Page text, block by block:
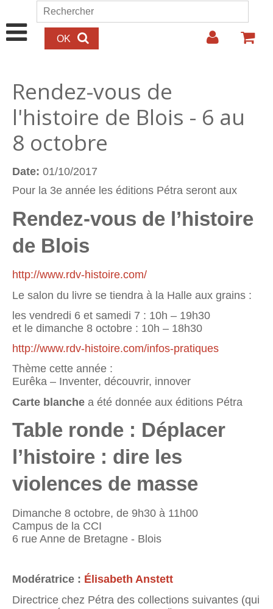
Aller au contenu principal
Formulaire de recherche
Rechercher
Rendez-vous de
l'histoire de Blois - 6 au
8 octobre
Date: 01/10/2017
Pour la 3e année les éditions Pétra seront aux
Rendez-vous de l’histoire
de Blois
http://www.rdv-histoire.com/
Le salon du livre se tiendra à la Halle aux grains :
les vendredi 6 et samedi 7 : 10h – 19h30
et le dimanche 8 octobre : 10h – 18h30
http://www.rdv-histoire.com/infos-pratiques
Thème cette année :
Eurêka – Inventer, découvrir, innover
Carte blanche a été donnée aux éditions Pétra
Table ronde : Déplacer
l’histoire : dire les
violences de masse
Dimanche 8 octobre, de 9h30 à 11h00
Campus de la CCI
6 rue Anne de Bretagne - Blois
Modératrice : Élisabeth Anstett
Directrice chez Pétra des collections suivantes (qui